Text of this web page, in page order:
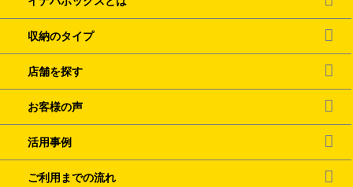
収納のタイプ
店舗を探す
お客様の声
活用事例
ご利用までの流れ